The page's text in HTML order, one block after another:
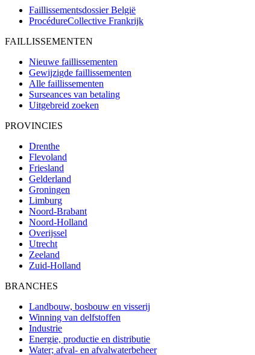
Faillissementsdossier België
ProcédureCollective Frankrijk
FAILLISSEMENTEN
Nieuwe faillissementen
Gewijzigde faillissementen
Alle faillissementen
Surseances van betaling
Uitgebreid zoeken
PROVINCIES
Drenthe
Flevoland
Friesland
Gelderland
Groningen
Limburg
Noord-Brabant
Noord-Holland
Overijssel
Utrecht
Zeeland
Zuid-Holland
BRANCHES
Landbouw, bosbouw en visserij
Winning van delfstoffen
Industrie
Energie, productie en distributie
Water; afval- en afvalwaterbeheer